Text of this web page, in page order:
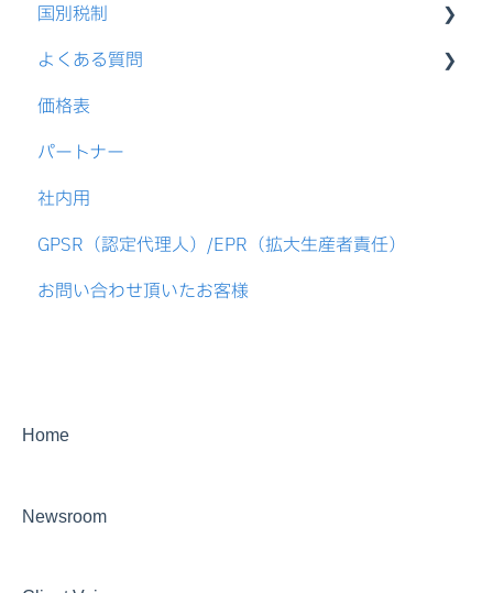
VAT還付
VAT登録
VAT申告
税務アドバイザリー
税務リスク調査
各種登録
GPSR
国別税制
EU
米国
アジア
よくある質問
税還付
EC
EU
役務の違い
マーチャントオブレコード
価格表
パートナー
社内用
GPSR（認定代理人）/EPR（拡大生産者責任）
お問い合わせ頂いたお客様
Home
Newsroom